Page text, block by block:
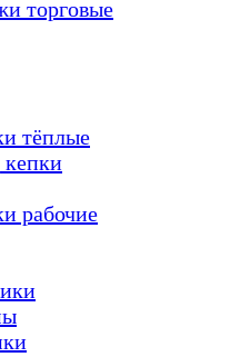
торговые
тёплые
рабочие